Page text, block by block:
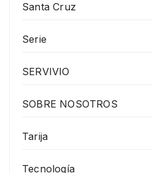
Santa Cruz
Serie
SERVIVIO
SOBRE NOSOTROS
Tarija
Tecnología